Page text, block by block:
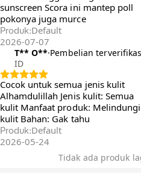
Semua star
m**a· Pembelian terverifikasi
ID
Bahan: Lembut Manfaat produk:
Wajah glowing Jenis kulit: Semua
jenis kulit Sudah berpa x pakai dan
cocok.. Dan tidak belang
mukanya... Unutk toko anah sellu
Produk Default
2026-05-04